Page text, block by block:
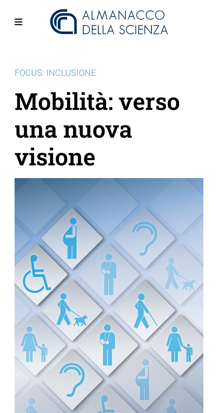
FOCUS: INCLUSIONE
Mobilità: verso
una nuova
visione